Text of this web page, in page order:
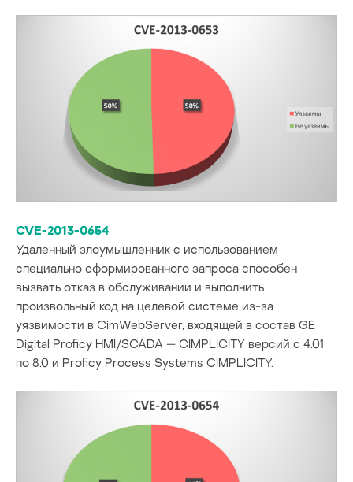
CVE-2013-0654
Удаленный злоумышленник с использованием
специально сформированного запроса способен
вызвать отказ в обслуживании и выполнить
произвольный код на целевой системе из-за
уязвимости в CimWebServer, входящей в состав GE
Digital Proficy HMI/SCADA — CIMPLICITY версий с 4.01
по 8.0 и Proficy Process Systems CIMPLICITY.